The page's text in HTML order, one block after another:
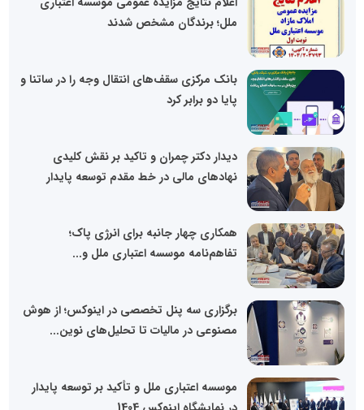
ملل؛ برندگان مشخص شدند
بانک مرکزی سقف‌های انتقال وجه را در ساتنا و
پایا دو برابر کرد
دیدار دکتر چمران و تاکید بر نقش کلیدی
نهادهای مالی در خط مقدم توسعه پایدار
همکاری چهار جانبه برای انرژی پاک؛
تفاهم‌نامه موسسه اعتباری ملل و...
برگزاری سه پنل تخصصی در اینوکس؛ از هوش
مصنوعی در مالیات تا تحلیل‌های نوین...
موسسه اعتباری ملل و تأکید بر توسعه پایدار